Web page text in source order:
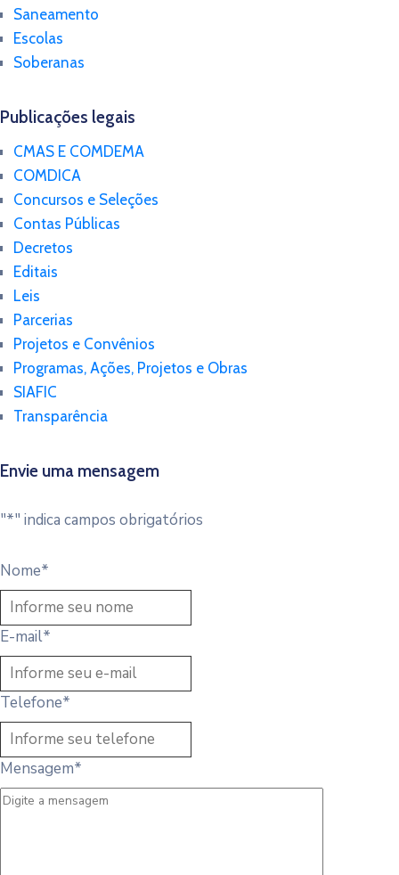
Saneamento
Escolas
Soberanas
Publicações legais
CMAS E COMDEMA
COMDICA
Concursos e Seleções
Contas Públicas
Decretos
Editais
Leis
Parcerias
Projetos e Convênios
Programas, Ações, Projetos e Obras
SIAFIC
Transparência
Envie uma mensagem
"*" indica campos obrigatórios
Nome*
E-mail*
Telefone*
Mensagem*